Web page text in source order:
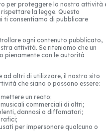
per proteggere la nostra attività
la legge. Questo
ti consentiamo di pubblicare
ogni contenuto pubblicato,
attività. Se riteniamo che un
pienamente con le autorità
ad altri di utilizzare, il nostro sito
che siano o possano essere:
un reato;
commerciali di altri;
dannosi o diffamatori;
per impersonare qualcuno o